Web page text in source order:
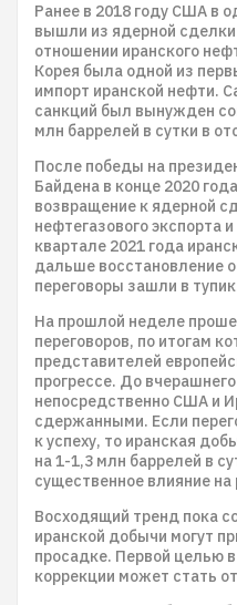
Ранее в 2018 году США в
вышли из ядерной сделки
отношении иранского
Корея была одной из
импорт иранской нефти.
санкций был вынужден
млн баррелей в сутки в
После победы на
Байдена в конце 2020
возвращение к ядерной
нефтегазового экспорта
квартале 2021 года
дальше восстановление
переговоры зашли в
На прошлой неделе
переговоров, по итогам
представителей
прогрессе. До
непосредственно США и
сдержанными. Если
к успеху, то иранская
на 1-1,3 млн баррелей в
существенное влияние
Восходящий тренд пока
иранской добычи могут
просадке. Первой целью
коррекции может стать